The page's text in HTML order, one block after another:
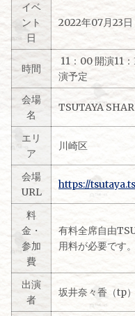
イベ
ント
日
2022年07月23日
時間
11：00 開演11
演予定
会場
名
TSUTAYA
エリ
ア
川崎区
会場
URL
https://
料
金・
参加
費
有料全席自由
用料が必要です
出演
者
坂井奈々香（tp